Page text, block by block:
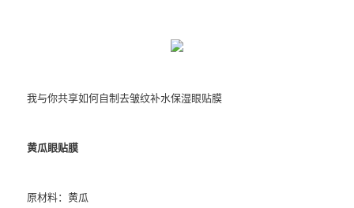
我与你共享如何自制去皱纹补水保湿眼贴膜
黄瓜眼贴膜
原材料：黄瓜